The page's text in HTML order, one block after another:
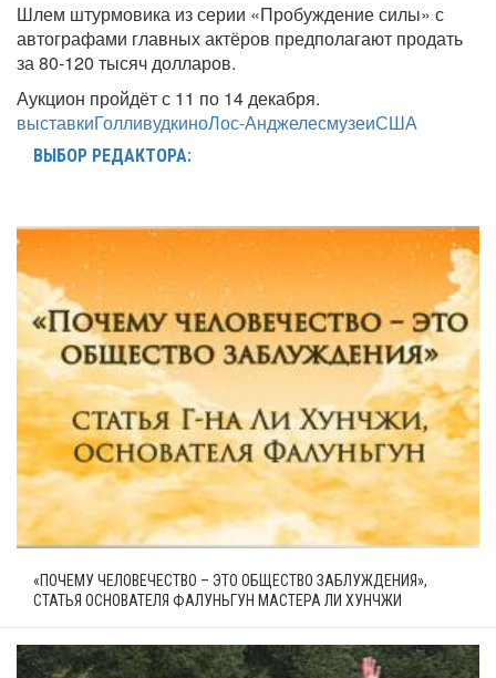
Шлем штурмовика из серии «Пробуждение силы» с
автографами главных актёров предполагают продать
за 80-120 тысяч долларов.
Аукцион пройдёт с 11 по 14 декабря.
выставкиГолливудкиноЛос-АнджелесмузеиСША
ВЫБОР РЕДАКТОРА:
«ПОЧЕМУ ЧЕЛОВЕЧЕСТВО – ЭТО ОБЩЕСТВО ЗАБЛУЖДЕНИЯ»,
СТАТЬЯ ОСНОВАТЕЛЯ ФАЛУНЬГУН МАСТЕРА ЛИ ХУНЧЖИ